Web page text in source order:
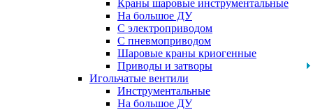
Краны шаровые инструментальные
На большое ДУ
С электроприводом
С пневмоприводом
Шаровые краны криогенные
Приводы и затворы
Игольчатые вентили
Инструментальные
На большое ДУ